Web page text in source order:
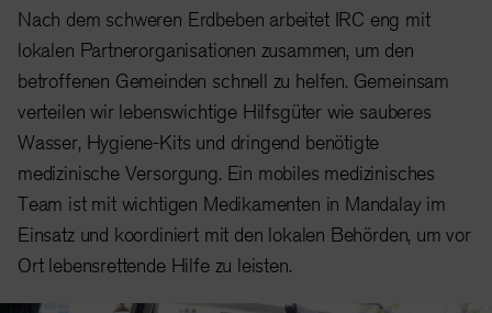
Nach dem schweren Erdbeben arbeitet IRC eng mit
lokalen Partnerorganisationen zusammen, um den
betroffenen Gemeinden schnell zu helfen. Gemeinsam
verteilen wir lebenswichtige Hilfsgüter wie sauberes
Wasser, Hygiene-Kits und dringend benötigte
medizinische Versorgung. Ein mobiles medizinisches
Team ist mit wichtigen Medikamenten in Mandalay im
Einsatz und koordiniert mit den lokalen Behörden, um vor
Ort lebensrettende Hilfe zu leisten.